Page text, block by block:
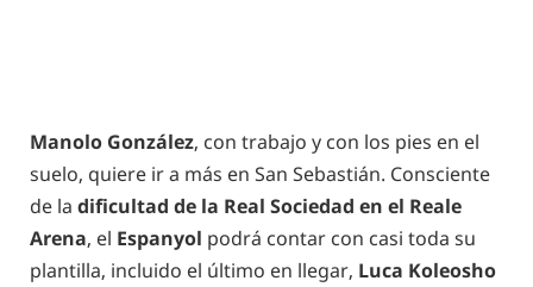
Manolo González, con trabajo y con los pies en el
suelo, quiere ir a más en San Sebastián. Consciente
de la dificultad de la Real Sociedad en el Reale
Arena, el Espanyol podrá contar con casi toda su
plantilla, incluido el último en llegar, Luca Koleosho